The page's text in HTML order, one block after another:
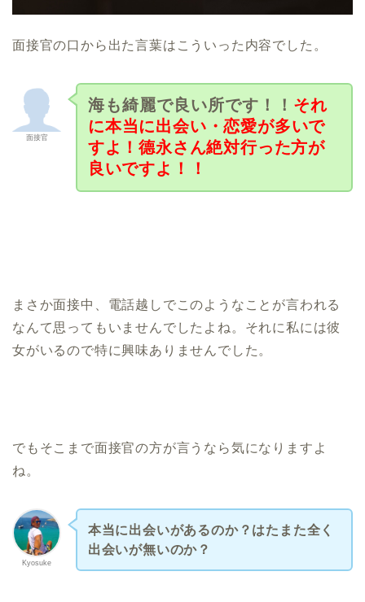
面接官の口から出た言葉はこういった内容でした。
面接官
海も綺麗で良い所です！！ それ
に本当に出会い・恋愛が多いで
すよ！德永さん絶対行った方が
良いですよ！！
まさか面接中、電話越しでこのようなことが言われる
なんて思ってもいませんでしたよね。それに私には彼
女がいるので特に興味ありませんでした。
でもそこまで面接官の方が言うなら気になりますよ
ね。
Kyosuke
本当に出会いがあるのか？はたまた全く
出会いが無いのか？